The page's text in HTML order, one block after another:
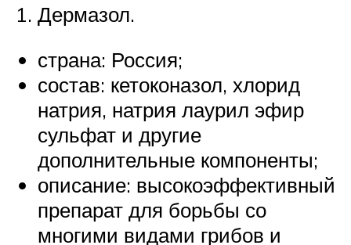
Дермазол.
страна: Россия;
состав: кетоконазол, хлорид
натрия, натрия лаурил эфир
сульфат и другие
дополнительные компоненты;
описание: высокоэффективный
препарат для борьбы со
многими видами грибов и